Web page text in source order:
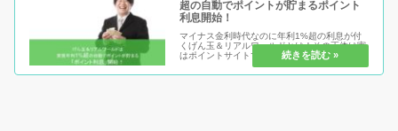
超の自動でポイントが貯まるポイント
利息開始！
マイナス金利時代なのに年利1%超の利息が付
くげん玉＆リアルワールドとは！その正体は実
はポイントサイトです。ポイントに年利1%超
の利息が付き続ける凄いポイントサイトを知ら
ないのは、資産を増やす上でも勿体無いです。